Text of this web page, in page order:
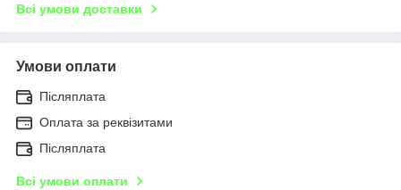
Всі умови доставки
Умови оплати
Післяплата
Оплата за реквізитами
Післяплата
Всі умови оплати